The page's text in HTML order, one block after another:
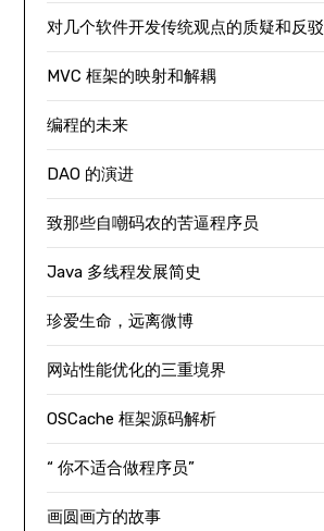
对几个软件开发传统观点的质疑和反驳
MVC 框架的映射和解耦
编程的未来
DAO 的演进
致那些自嘲码农的苦逼程序员
Java 多线程发展简史
珍爱生命，远离微博
网站性能优化的三重境界
OSCache 框架源码解析
“ 你不适合做程序员”
画圆画方的故事